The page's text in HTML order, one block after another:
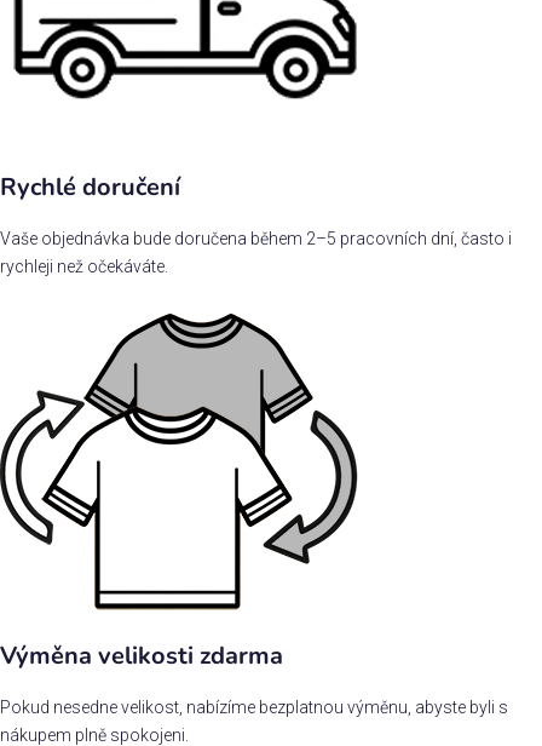
Rychlé doručení
Vaše objednávka bude doručena během 2–5 pracovních dní, často i
rychleji než očekáváte.
Výměna velikosti zdarma
Pokud nesedne velikost, nabízíme bezplatnou výměnu, abyste byli s
nákupem plně spokojeni.